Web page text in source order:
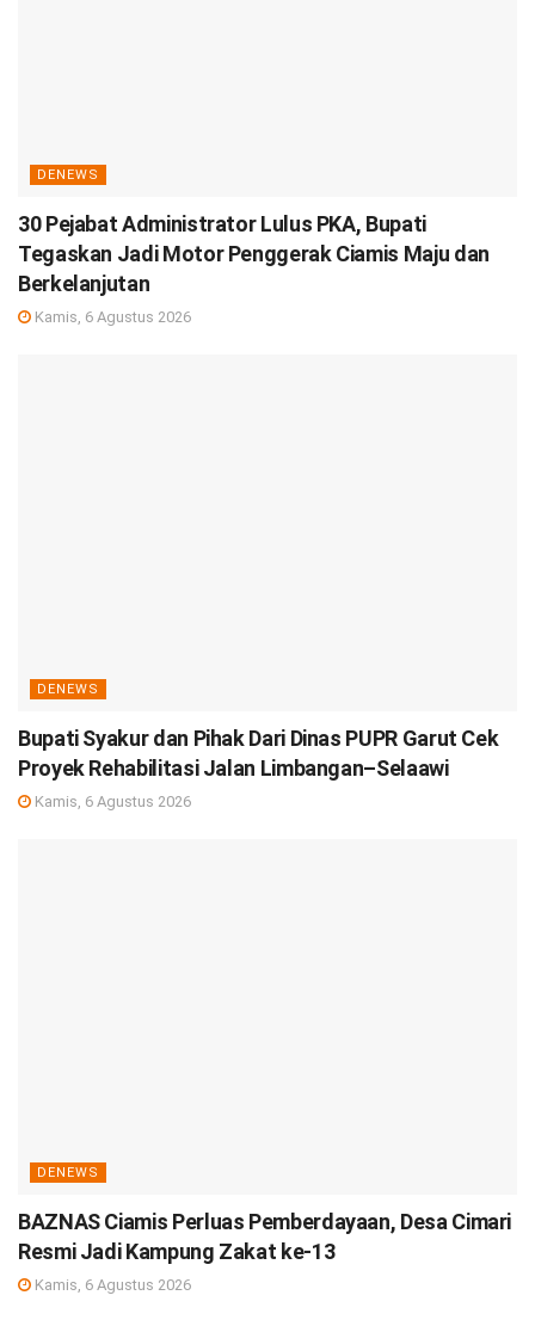
DENEWS
30 Pejabat Administrator Lulus PKA, Bupati
Tegaskan Jadi Motor Penggerak Ciamis Maju dan
Berkelanjutan
Kamis, 6 Agustus 2026
DENEWS
Bupati Syakur dan Pihak Dari Dinas PUPR Garut Cek
Proyek Rehabilitasi Jalan Limbangan–Selaawi
Kamis, 6 Agustus 2026
DENEWS
BAZNAS Ciamis Perluas Pemberdayaan, Desa Cimari
Resmi Jadi Kampung Zakat ke-13
Kamis, 6 Agustus 2026